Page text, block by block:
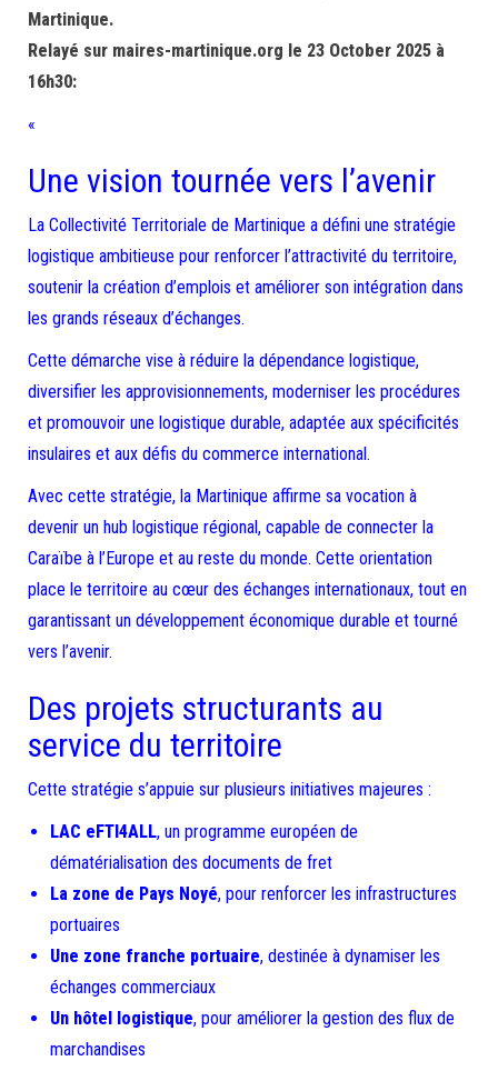
Martinique.
Relayé sur maires-martinique.org le 23 October 2025 à
16h30:
«
Une vision tournée vers l’avenir
La Collectivité Territoriale de Martinique a défini une stratégie
logistique ambitieuse pour renforcer l’attractivité du territoire,
soutenir la création d’emplois et améliorer son intégration dans
les grands réseaux d’échanges.
Cette démarche vise à réduire la dépendance logistique,
diversifier les approvisionnements, moderniser les procédures
et promouvoir une logistique durable, adaptée aux spécificités
insulaires et aux défis du commerce international.
Avec cette stratégie, la Martinique affirme sa vocation à
devenir un hub logistique régional, capable de connecter la
Caraïbe à l’Europe et au reste du monde. Cette orientation
place le territoire au cœur des échanges internationaux, tout en
garantissant un développement économique durable et tourné
vers l’avenir.
Des projets structurants au
service du territoire
Cette stratégie s’appuie sur plusieurs initiatives majeures :
LAC eFTI4ALL, un programme européen de
dématérialisation des documents de fret
La zone de Pays Noyé, pour renforcer les infrastructures
portuaires
Une zone franche portuaire, destinée à dynamiser les
échanges commerciaux
Un hôtel logistique, pour améliorer la gestion des flux de
marchandises